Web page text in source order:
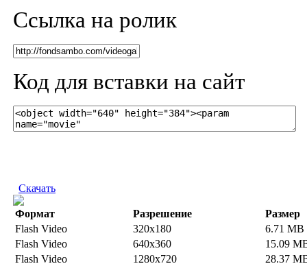
Ссылка на ролик
Код для вставки на сайт
Скачать
Формат Разрешение
Размер
Flash Video
320x180
6.71 MB
Flash Video
640x360
15.09
Flash Video
1280x720 28.37